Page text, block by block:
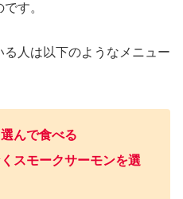
す。
人は以下のようなメニュー
んで食べる
スモークサーモンを選